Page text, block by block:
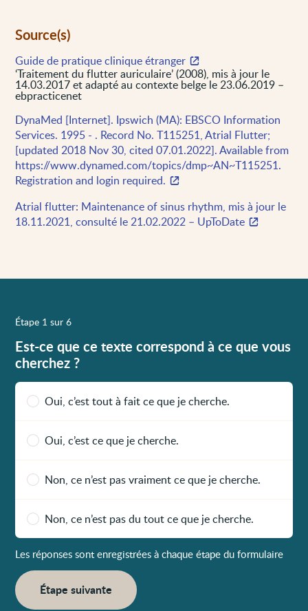
Source(s)
Guide de pratique clinique étranger
‘Traitement du flutter auriculaire’ (2008), mis à jour le
14.03.2017 et adapté au contexte belge le 23.06.2019 –
ebpracticenet
DynaMed [Internet]. Ipswich (MA): EBSCO Information
Services. 1995 - . Record No. T115251, Atrial Flutter;
[updated 2018 Nov 30, cited 07.01.2022]. Available from
https://www.dynamed.com/topics/dmp~AN~T115251.
Registration and login required.
Atrial flutter: Maintenance of sinus rhythm, mis à jour le
18.11.2021, consulté le 21.02.2022 – UpToDate
Étape 1 sur 6
Est-ce que ce texte correspond à ce que vous
cherchez ?
Oui, c’est tout à fait ce que je cherche.
Oui, c’est ce que je cherche.
Non, ce n’est pas vraiment ce que je cherche.
Non, ce n’est pas du tout ce que je cherche.
Les réponses sont enregistrées à chaque étape du formulaire
Étape suivante